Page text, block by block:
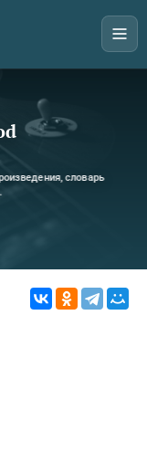
словарь